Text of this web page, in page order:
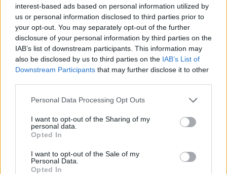
interest-based ads based on personal information utilized by
us or personal information disclosed to third parties prior to
your opt-out. You may separately opt-out of the further
disclosure of your personal information by third parties on the
IAB’s list of downstream participants. This information may
also be disclosed by us to third parties on the IAB’s List of
Downstream Participants that may further disclose it to other
Please note that this website/app uses one or more Google
not limited to your visit or usage behaviour. You may click to
grant or deny consent to Google and its third-party tags to
use your data for below specified purposes in below Google
consent section.
Personal Data Processing Opt Outs
I want to opt-out of the Sharing of my
personal data.
Opted In
I want to opt-out of the Sale of my
Personal Data.
Opted In
"Én a történetekben hiszek" - Interjú
Szirtes Tamással
Szeptember 26-27-28-án a Madách Színház
színpadán hármas szereposztásban mutatták be a
Mamma Mia! musicalt. Szirtes Tamással, a Madách
Színház igazgatójával, a darab rendezőjével
beszélgettünk egy próba előtt.